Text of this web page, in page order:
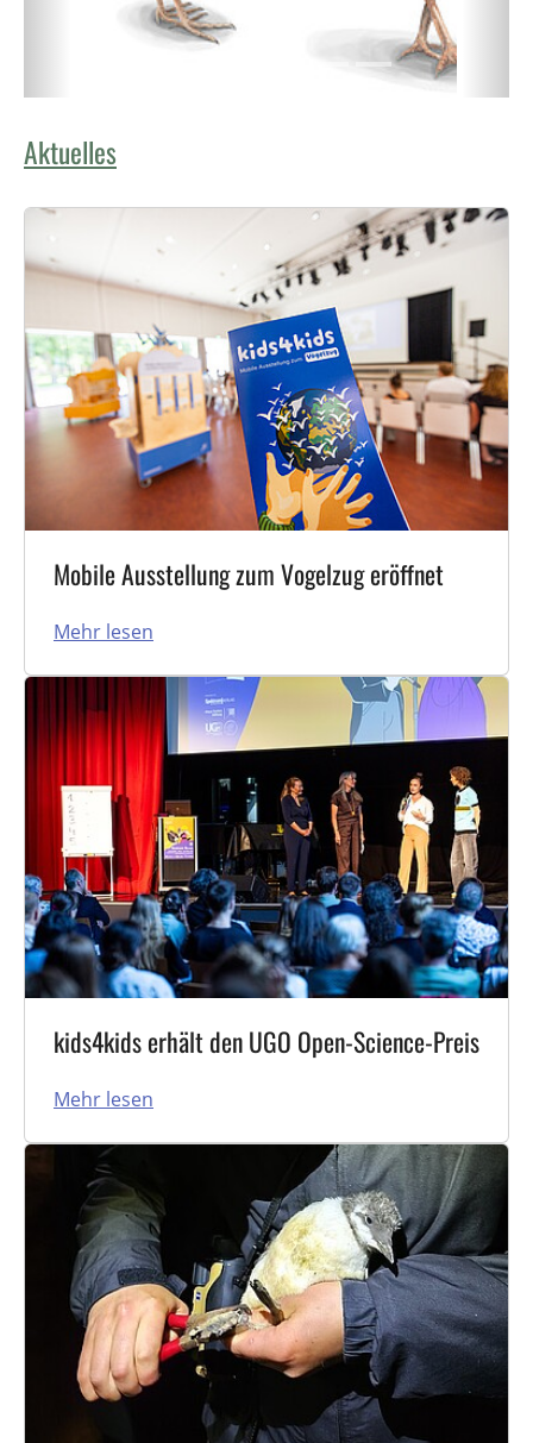
Aktuelles
Mobile Ausstellung zum Vogelzug eröffnet
Mehr lesen
kids4kids erhält den UGO Open-Science-Preis
Mehr lesen